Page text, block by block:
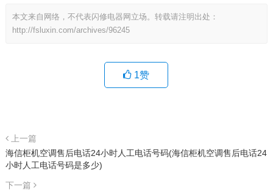
本文来自网络，不代表闪修电器网立场。转载请注明出处：
http://fsluxin.com/archives/96245
1赞
上一篇
海信柜机空调售后电话24小时人工电话号码(海信柜机空调售后电话24
小时人工电话号码是多少)
下一篇